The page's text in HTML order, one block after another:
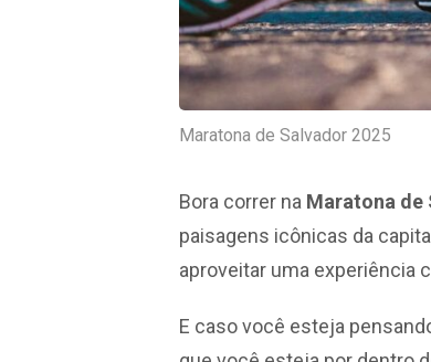
Maratona de Salvador 2025
Bora correr na Maratona de
paisagens icônicas da
aproveitar uma experiência
E caso você esteja